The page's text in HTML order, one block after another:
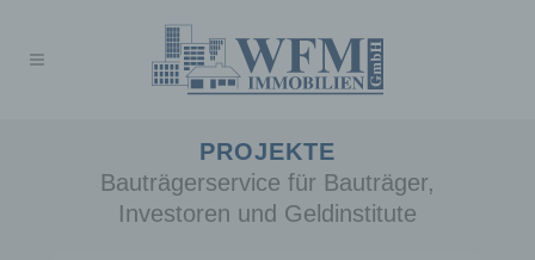
PROJEKTE
Bauträgerservice für Bauträger,
Investoren und Geldinstitute